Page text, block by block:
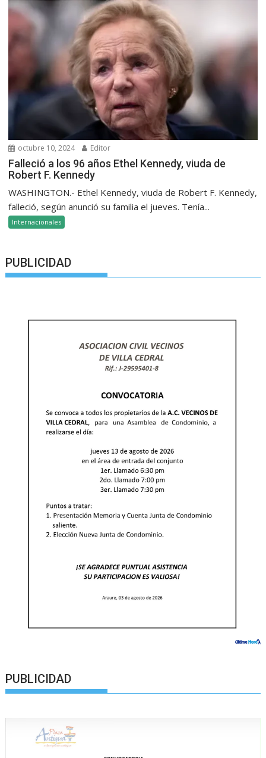
octubre 10, 2024 Editor
Falleció a los 96 años Ethel Kennedy, viuda de
Robert F. Kennedy
WASHINGTON.- Ethel Kennedy, viuda de Robert F. Kennedy,
falleció, según anunció su familia el jueves. Tenía...
Internacionales
PUBLICIDAD
PUBLICIDAD